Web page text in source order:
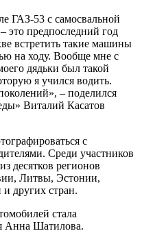
ГАЗ-53 с самосвальной
это предпоследний год
встретить такие машины
на ходу. Вообще мне с
дядьки был такой
я учился водить.
– поделился
Виталий Касатов
с
Среди участников
десятков регионов
Литвы, Эстонии,
других стран.
стала
Анна Шатилова.